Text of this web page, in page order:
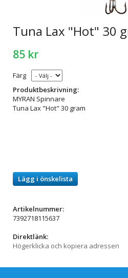
Tuna Lax "Hot" 30
85 kr
Färg
Produktbeskrivning:
MYRAN Spinnare
Tuna Lax "Hot" 30 gram
Lägg i önskelista
Artikelnummer:
7392718115637
Direktlänk:
Högerklicka och kopiera adressen